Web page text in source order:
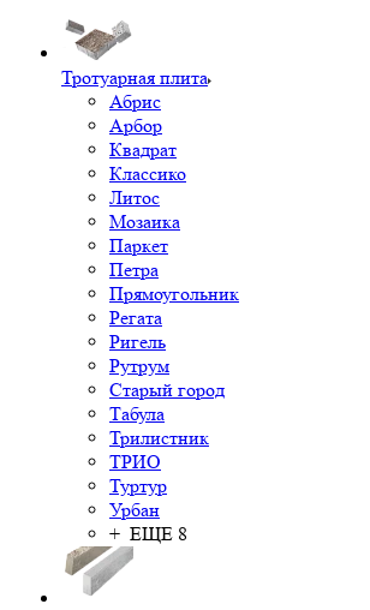
Тротуарная плита
Абрис
Арбор
Квадрат
Классико
Литос
Мозаика
Паркет
Петра
Прямоугольник
Регата
Ригель
Рутрум
Старый город
Табула
Трилистник
ТРИО
Туртур
Урбан
+ ЕЩЕ 8